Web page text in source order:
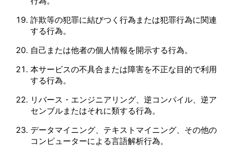
詐欺等の犯罪に結びつく行為または犯罪行為に関連
する行為。
自己または他者の個人情報を開示する行為。
本サービスの不具合または障害を不正な目的で利用
する行為。
リバース・エンジニアリング、逆コンパイル、逆ア
センブルまたはそれに類する行為。
データマイニング、テキストマイニング、その他の
コンピューターによる言語解析行為。